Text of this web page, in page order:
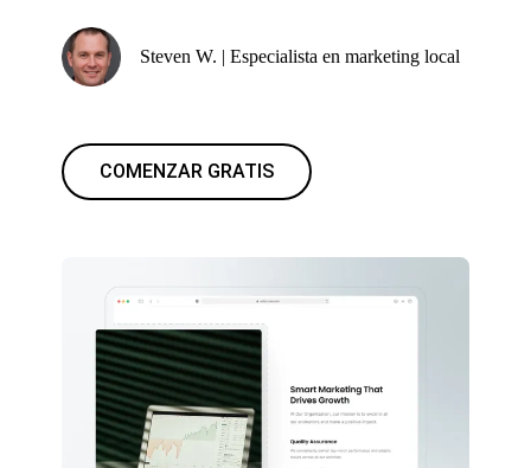
Steven W. | Especialista en marketing local
COMENZAR GRATIS